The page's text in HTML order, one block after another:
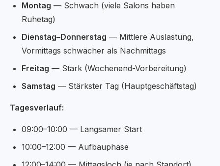
Montag — Schwach (viele Salons haben
Ruhetag)
Dienstag–Donnerstag — Mittlere Auslastung,
Vormittags schwächer als Nachmittags
Freitag — Stark (Wochenend-Vorbereitung)
Samstag — Stärkster Tag (Hauptgeschäftstag)
Tagesverlauf:
09:00–10:00 — Langsamer Start
10:00–12:00 — Aufbauphase